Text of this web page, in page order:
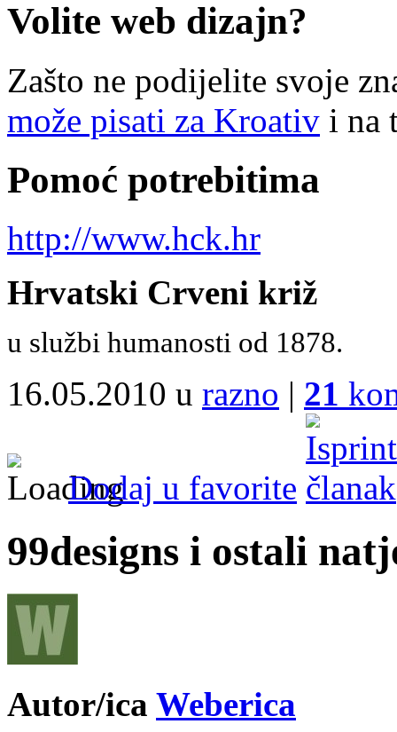
Volite web dizajn?
Zašto ne podijelite svoje
može pisati za Kroativ i na
Pomoć potrebitima
http://www.hck.hr
Hrvatski Crveni križ
u službi humanosti od 1878.
16.05.2010 u razno | 21
Dodaj u favorite
99designs i ostali
Autor/ica Weberica